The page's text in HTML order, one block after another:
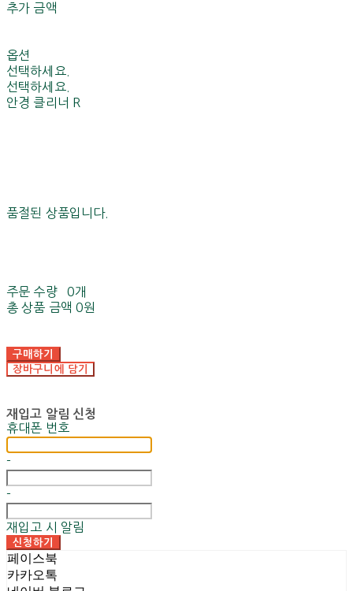
추가 금액
옵션
선택하세요.
선택하세요.
안경 클리너 R
품절된 상품입니다.
주문 수량
0개
총 상품 금액 0원
구매하기
장바구니에 담기
재입고 알림 신청
휴대폰 번호
-
-
재입고 시 알림
신청하기
페이스북
카카오톡